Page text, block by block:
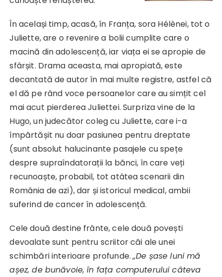
În același timp, acasă, în Franța, sora Hélènei, tot o
Juliette, are o revenire a bolii cumplite care o
macină din adolescență, iar viața ei se apropie de
sfârșit. Drama aceasta, mai apropiată, este
decantată de autor în mai multe registre, astfel că
el dă pe rând voce persoanelor care au simțit cel
mai acut pierderea Juliettei. Surpriza vine de la
Hugo, un judecător coleg cu Juliette, care i-a
împărtășit nu doar pasiunea pentru dreptate
(sunt absolut halucinante pasajele cu spețe
despre supraîndatorații la bănci, în care veți
recunoaște, probabil, tot atâtea scenarii din
România de azi), dar și istoricul medical, ambii
suferind de cancer în adolescență.
Cele două destine frânte, cele două povești
devoalate sunt pentru scriitor căi ale unei
schimbări interioare profunde.„De șase luni mă
așez, de bunăvoie, în fața computerului câteva